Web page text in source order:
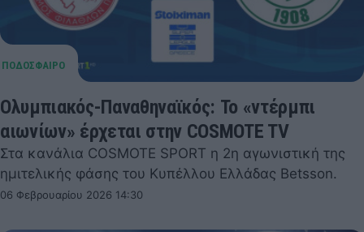
Ολυμπιακός-Παναθηναϊκός: Το «ντέρμπι
αιωνίων» έρχεται στην COSMOTE TV
Στα κανάλια COSMOTE SPORT η 2η αγωνιστική της
ημιτελικής φάσης του Κυπέλλου Ελλάδας Betsson.
06 Φεβρουαρίου 2026 14:30